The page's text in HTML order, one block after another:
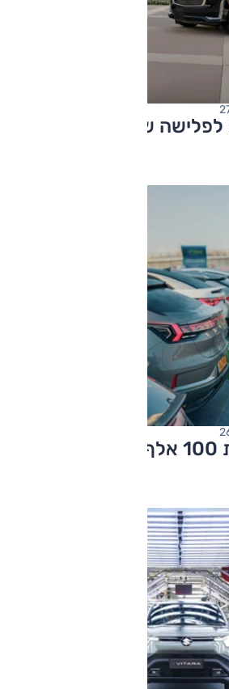
של רכבי הענק
הסוללה שורדת 100 אלף ק"מ? השאלה